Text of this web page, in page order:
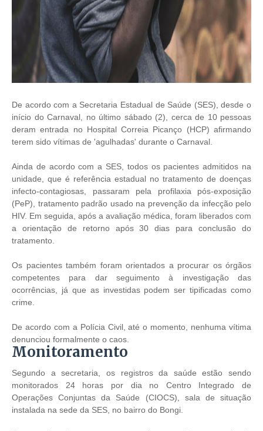
De acordo com a Secretaria Estadual de Saúde (SES), desde o
início do Carnaval, no último sábado (2), cerca de 10 pessoas
deram entrada no Hospital Correia Picanço (HCP) afirmando
terem sido vítimas de 'agulhadas' durante o Carnaval.
Ainda de acordo com a SES, todos os pacientes admitidos na
unidade, que é referência estadual no tratamento de doenças
infecto-contagiosas, passaram pela profilaxia pós-exposição
(PeP), tratamento padrão usado na prevenção da infecção pelo
HIV. Em seguida, após a avaliação médica, foram liberados com
a orientação de retorno após 30 dias para conclusão do
tratamento.
Os pacientes também foram orientados a procurar os órgãos
competentes para dar seguimento à investigação das
ocorrências, já que as investidas podem ser tipificadas como
crime.
De acordo com a Polícia Civil, até o momento, nenhuma vítima
denunciou formalmente o caos.
Monitoramento
Segundo a secretaria, os registros da saúde estão sendo
monitorados 24 horas por dia no Centro Integrado de
Operações Conjuntas da Saúde (CIOCS), sala de situação
instalada na sede da SES, no bairro do Bongi.